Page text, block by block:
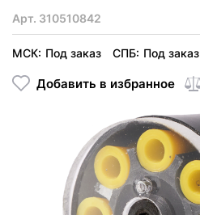
Арт. 310510842
МСК: Под заказ СПБ: Под заказ
Добавить в избранное